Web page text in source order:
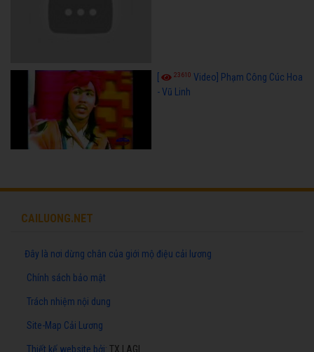
23610 Video] Phạm Công Cúc Hoa
- Vũ Linh
CAILUONG.NET
Đây là nơi dừng chân của giới mộ điệu cải lương
Chính sách bảo mật
Trách nhiệm nội dung
Site-Map Cải Lương
Thiết kế website bởi: TX LAGI